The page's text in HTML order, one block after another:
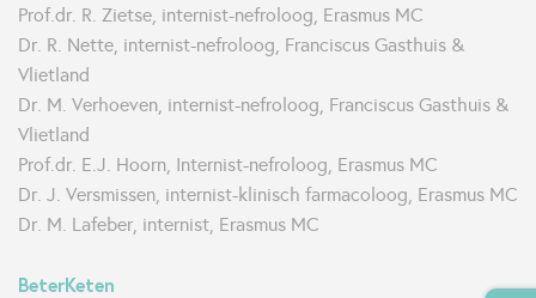
Prof.dr. R. Zietse, internist-nefroloog, Erasmus MC
Dr. R. Nette, internist-nefroloog, Franciscus Gasthuis &
Vlietland
Dr. M. Verhoeven, internist-nefroloog, Franciscus Gasthuis &
Vlietland
Prof.dr. E.J. Hoorn, Internist-nefroloog, Erasmus MC
Dr. J. Versmissen, internist-klinisch farmacoloog, Erasmus MC
Dr. M. Lafeber, internist, Erasmus MC
BeterKeten